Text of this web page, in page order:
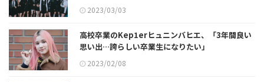
2023/03/03
高校卒業のKep1erヒュニンバヒエ、「3年間良い
思い出…誇らしい卒業生になりたい」
2023/02/08